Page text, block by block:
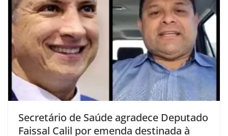
Secretário de Saúde agradece Deputado
Faissal Calil por emenda destinada à